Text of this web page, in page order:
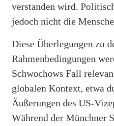
verstanden wird.
jedoch nicht die
Diese Überlegungen zu
Rahmenbedingungen
Schwochows Fall
globalen Kontext, etwa
Äußerungen des US-
Während der Münchner